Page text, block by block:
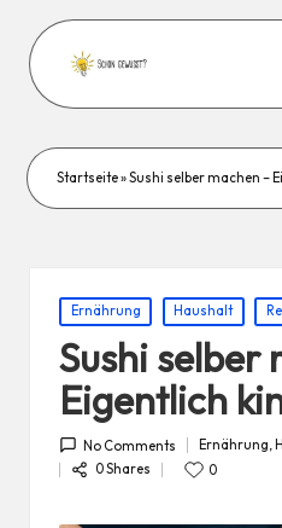
Startseite»Sushi selber machen –
Posted
in
Ernährung Haushalt
Sushi selber
Eigentlich
No Comments
Posted
in
Ernährung,
0 Shares
0